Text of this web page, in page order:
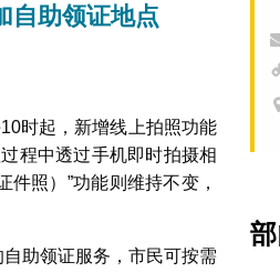
自助领证地点
时起，新增线上拍照功能
程中透过手机即时拍摄相
照）”功能则维持不变，
助领证服务，市民可按需